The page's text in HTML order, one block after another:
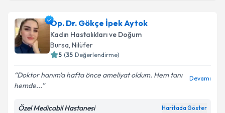
Op. Dr. Gökçe İpek Aytok
Kadın Hastalıkları ve Doğum
Bursa, Nilüfer
5 (35 Değerlendirme)
Doktor hanım'a hafta önce ameliyat oldum. Hem tanı
hemde...
Devamı
Özel Medicabil Hastanesi Haritada Göster